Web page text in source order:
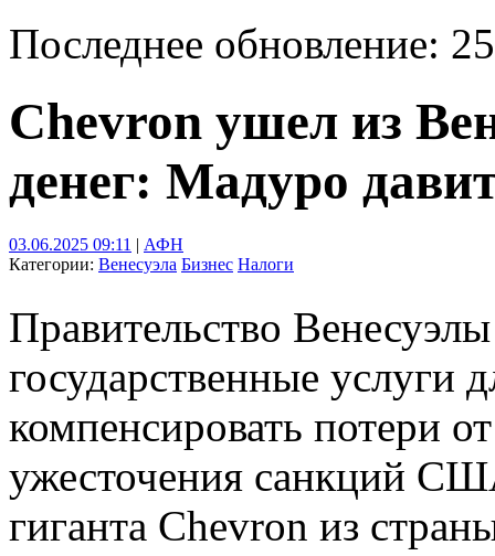
Последнее обновление:
Chevron ушел из
денег: Мадуро
03.06.2025 09:11 | АФН
Категории: Венесуэла Бизнес Налоги
Правительство
государственные услуги
компенсировать потери
ужесточения санкций
гиганта Chevron из